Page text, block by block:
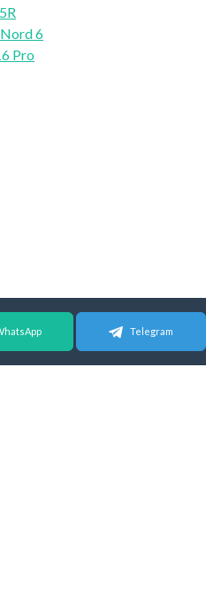
6
Pro
Telegram